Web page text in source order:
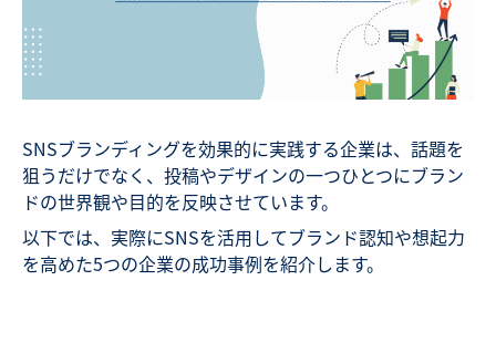
SNSブランディングを効果的に実践する企業は、話題を
狙うだけでなく、投稿やデザインの一つひとつにブラン
ドの世界観や目的を反映させています。
以下では、実際にSNSを活用してブランド認知や想起力
を高めた5つの企業の成功事例を紹介します。